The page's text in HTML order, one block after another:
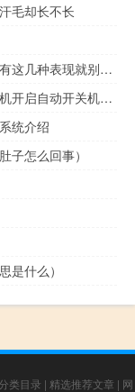
毛却长不长
为什么拒绝你的女生还会主动来找你（女孩有这几种表现就别追了拒绝和你见面.从不主动找你）
小米手机怎么设置定时开关机时间（小米手机开启自动开关机方法介绍）
统介绍
子怎么回事）
是什么）
类目录 | 精选推荐文章 | 网